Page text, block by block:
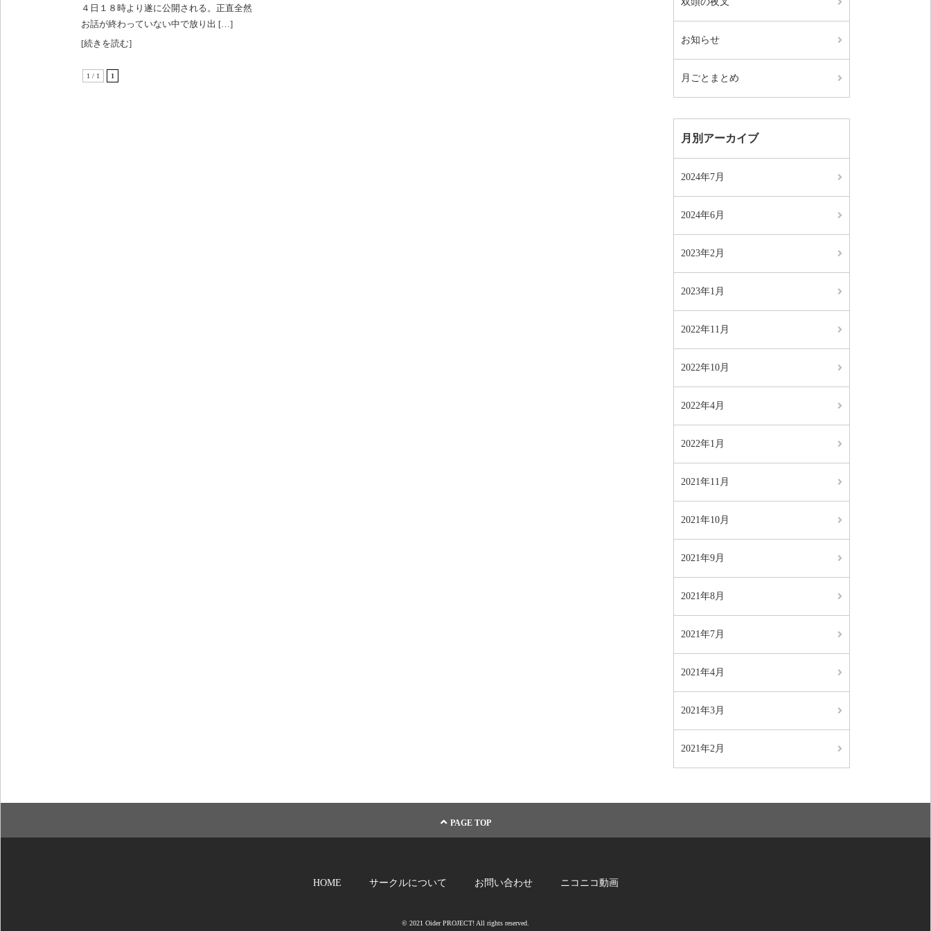
４日１８時より遂に公開される。正直全然
お話が終わっていない中で放り出 […]
[続きを読む]
1 / 1 1
お知らせ
月ごとまとめ
月別アーカイブ
2024年7月
2024年6月
2023年2月
2023年1月
2022年11月
2022年10月
2022年4月
2022年1月
2021年11月
2021年10月
2021年9月
2021年8月
2021年7月
2021年4月
2021年3月
2021年2月
PAGE TOP
HOME サークルについて お問い合わせ ニコニコ動画
© 2021 Oider PROJECT! All rights reserved.